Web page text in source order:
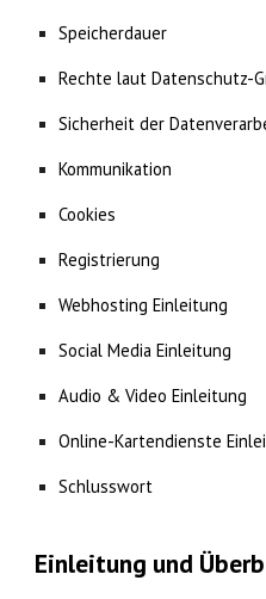
Speicherdauer
Rechte laut Datenschutz-
Sicherheit der
Kommunikation
Cookies
Registrierung
Webhosting Einleitung
Social Media Einleitung
Audio & Video Einleitung
Online-Kartendienste
Schlusswort
Einleitung und